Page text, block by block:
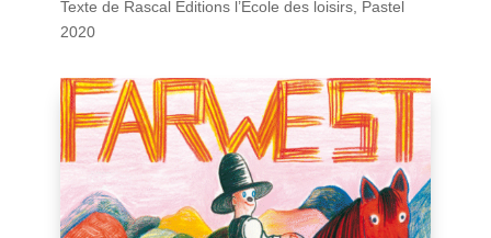
Texte de Rascal Editions l’Ecole des loisirs, Pastel
2020